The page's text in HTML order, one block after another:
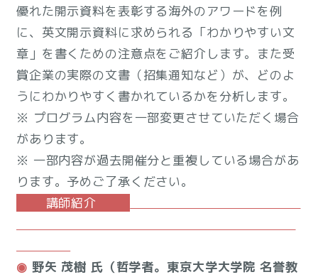
優れた開示資料を表彰する海外のアワードを例
に、英文開示資料に求められる「わかりやすい文
章」を書くための注意点をご紹介します。また受
賞企業の実際の文書（招集通知など）が、どのよ
うにわかりやすく書かれているかを分析します。
※ プログラム内容を一部変更させていただく場合
があります。
※ 一部内容が過去開催分と重複している場合があ
ります。予めご了承ください。
講師紹介
◉ 野矢 茂樹 氏（哲学者。東京大学大学院 名誉教